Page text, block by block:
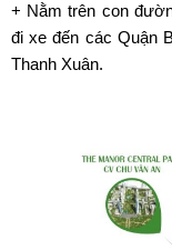
+ Nằm trên con
đi xe đến các Quận
Thanh Xuân.